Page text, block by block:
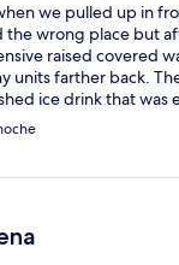
we pulled up in
the wrong place but
raised covered
units farther back.
ice drink that was
and staff and a good